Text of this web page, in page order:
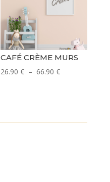
66.90 €
CAFÉ CRÈME MURS
26.90€ – 66.90€Plage
à